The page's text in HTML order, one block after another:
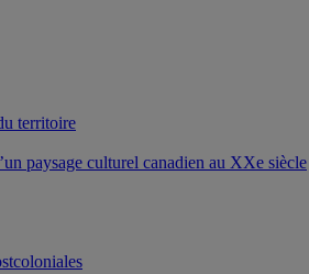
territoire
paysage culturel canadien au XXe siècle